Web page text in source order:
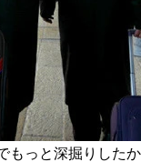
もっと深掘りしたか